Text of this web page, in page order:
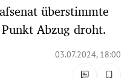
überstimmte
Abzug droht.
03.07.2024, 18:00